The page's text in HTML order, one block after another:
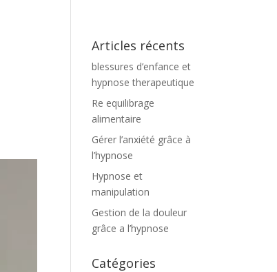
Articles récents
blessures d’enfance et
hypnose therapeutique
Re equilibrage
alimentaire
Gérer l’anxiété grâce à
l’hypnose
Hypnose et
manipulation
Gestion de la douleur
grâce a l’hypnose
Catégories